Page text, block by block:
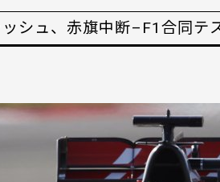
シュ、赤旗中断–F1合同テ